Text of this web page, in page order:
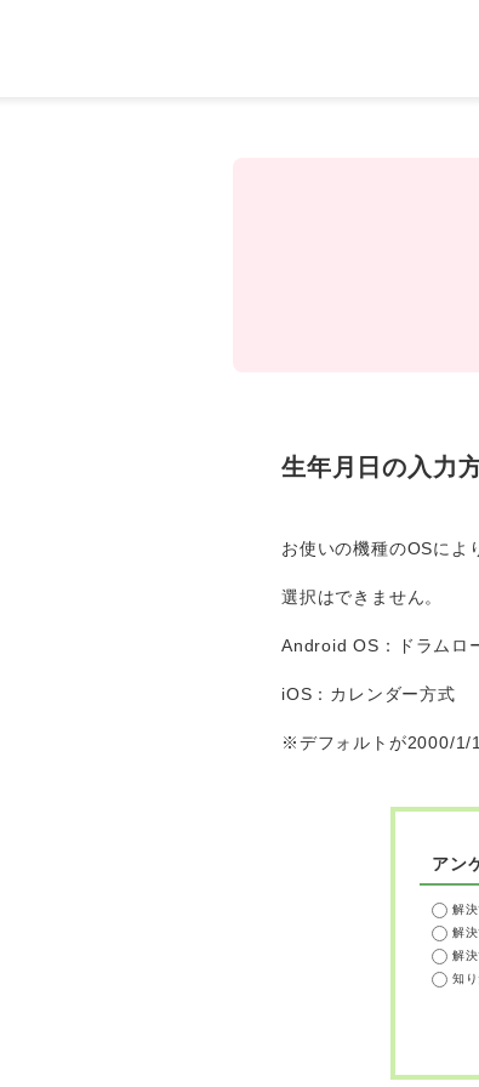
生年月日の入力
お使いの機種のOSによ
選択はできません。
Android OS：ドラムロ
iOS：カレンダー方式
※デフォルトが2000/1/
アン
解
解
解
知